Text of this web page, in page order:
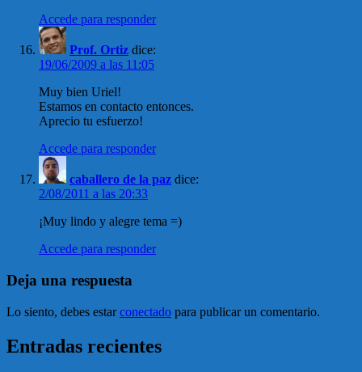
Accede para responder
Prof. Ortiz dice:
19/06/2009 a las 11:05
Muy bien Uriel!
Estamos en contacto entonces.
Aprecio tu esfuerzo!
Accede para responder
caballero de la paz dice:
2/08/2011 a las 20:33
¡Muy lindo y alegre tema =)
Accede para responder
Deja una respuesta
Lo siento, debes estarconectado para publicar un comentario.
Entradas recientes